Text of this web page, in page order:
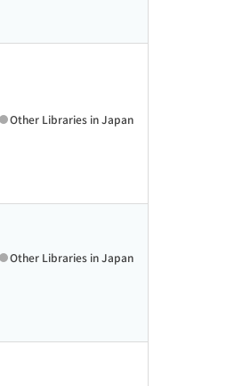
Other Libraries in Japan
Other Libraries in Japan